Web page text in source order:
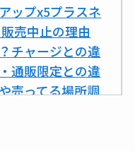
ップx5プラスネ
売中止の理由
チャージとの違
通販限定との違
売ってる場所調